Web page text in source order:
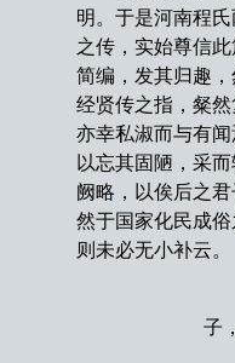
明。于是河南程
之传，实始尊信
简编，发其归趣
经贤传之指，粲然
亦幸私淑而与有
以忘其固陋，采
阙略，以俟后之
然于国家化民成俗
则未必无小补云。
淳熙
子